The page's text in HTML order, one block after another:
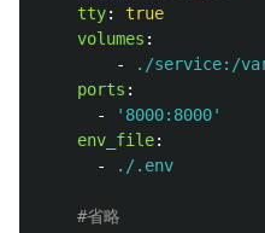
tty:
true
volumes :
-
./service:/
ports :
-
' 8000:8000'
env_file:
-
./.env
#省略